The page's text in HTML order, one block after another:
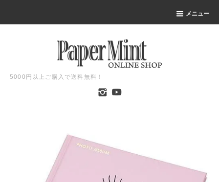
メニュー
5000円以上ご購入で送料無料！